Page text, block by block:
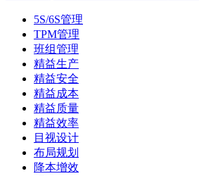
5S/6S管理
TPM管理
班组管理
精益生产
精益安全
精益成本
精益质量
精益效率
目视设计
布局规划
降本增效